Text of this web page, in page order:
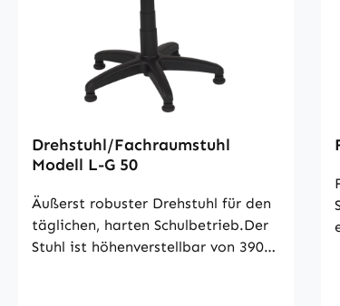
Drehstuhl/Fachraumstuhl
Modell L-G 50
Äußerst robuster Drehstuhl für den
täglichen, harten Schulbetrieb.Der
Stuhl ist höhenverstellbar von 390